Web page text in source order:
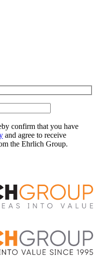
confirm that you have
and agree to receive
the Ehrlich Group.